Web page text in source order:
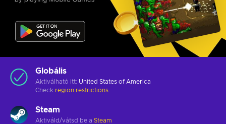
Globális
Aktiválható itt: United States of America
Check region restrictions
Steam
Aktiváld/vátsd be a Steam